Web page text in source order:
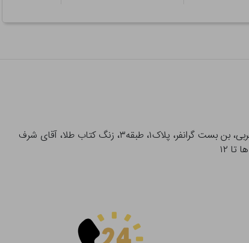
آدرس تحویل حضوری سفارشات: میدان انقلاب، خیابان انقلاب، خیابان ۱۲ فروردین، خیابان شهدای ژاندارمری غربی، بن بست گرانفر، پلاک۱، طبقه۳، زنگ کتاب طلا، آقای شرف